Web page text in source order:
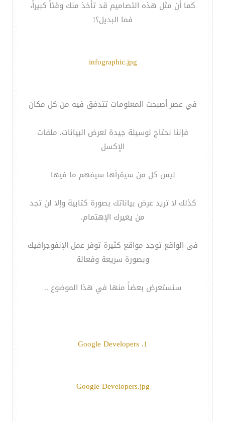
كما أن مثل هذه التصاميم قد تأخذ منك وقتاً كبيراً،
فما البديل؟!
infographic.jpg
في عصر أصبحت المعلومات تتدفق فيه من كل مكان
فإننا نحتاج لوسيلة جيدة لعرض البيانات، ملفات
الإكسل
ليس كل من سيقرأها سيفهم ما فيها
كذلك لا تريد عرض بياناتك بصورة كتابية وإلا لن تجد
من يعيرك الإهتمام.
فى الواقع توجد مواقع كثيرة توفر عمل الإنفوجرافيك
وبصورة سريعة وفعالة
سنستعرض بعضاً منها في هذا الموضوع ..
1. Google Developers
Google Developers.jpg